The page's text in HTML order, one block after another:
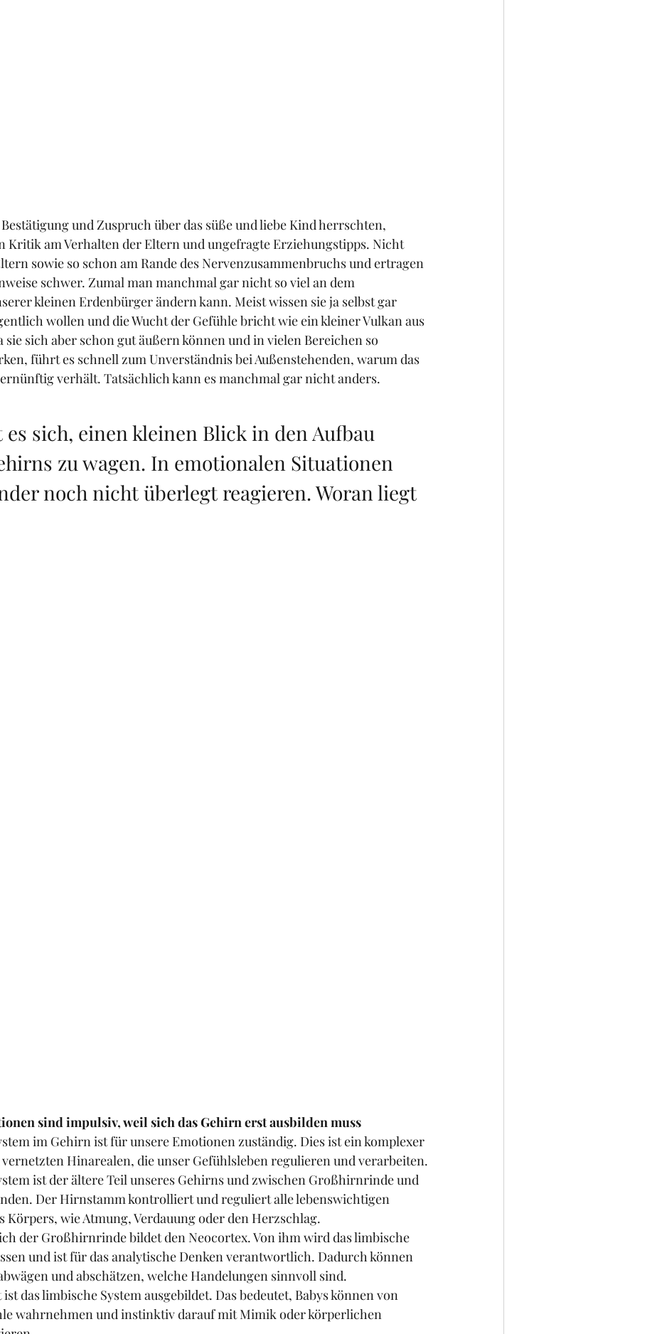
und Zuspruch über das süße und liebe Kind herrschten,
Kritik am Verhalten der Eltern und ungefragte Erziehungstipps. Nicht
sowie so schon am Rande des Nervenzusammenbruchs und ertragen
schwer. Zumal man manchmal gar nicht so viel an dem
kleinen Erdenbürger ändern kann. Meist wissen sie ja selbst gar
wollen und die Wucht der Gefühle bricht wie ein kleiner Vulkan aus
sie sich aber schon gut äußern können und in vielen Bereichen so
führt es schnell zum Unverständnis bei Außenstehenden, warum das
verhält. Tatsächlich kann es manchmal gar nicht anders.
es sich, einen kleinen Blick in den Aufbau
zu wagen. In emotionalen Situationen
noch nicht überlegt reagieren. Woran liegt
sind impulsiv, weil sich das Gehirn erst ausbilden muss
im Gehirn ist für unsere Emotionen zuständig. Dies ist ein komplexer
Hinarealen, die unser Gefühlsleben regulieren und verarbeiten.
ist der ältere Teil unseres Gehirns und zwischen Großhirnrinde und
Der Hirnstamm kontrolliert und reguliert alle lebenswichtigen
Körpers, wie Atmung, Verdauung oder den Herzschlag.
der Großhirnrinde bildet den Neocortex. Von ihm wird das limbische
und ist für das analytische Denken verantwortlich. Dadurch können
und abschätzen, welche Handelungen sinnvoll sind.
das limbische System ausgebildet. Das bedeutet, Babys können von
wahrnehmen und instinktiv darauf mit Mimik oder körperlichen